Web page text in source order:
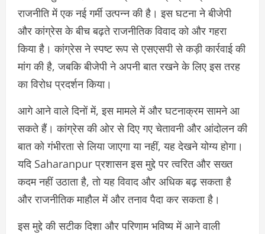
राजनीति में एक नई गर्मी उत्पन्न की है। इस घटना ने बीजेपी
और कांग्रेस के बीच बढ़ते राजनीतिक विवाद को और गहरा
किया है। कांग्रेस ने स्पष्ट रूप से एसएसपी से कड़ी कार्रवाई की
मांग की है, जबकि बीजेपी ने अपनी बात रखने के लिए इस तरह
का विरोध प्रदर्शन किया।
आगे आने वाले दिनों में, इस मामले में और घटनाक्रम सामने आ
सकते हैं। कांग्रेस की ओर से दिए गए चेतावनी और आंदोलन की
बात को गंभीरता से लिया जाएगा या नहीं, यह देखने योग्य होगा।
यदि Saharanpur प्रशासन इस मुद्दे पर त्वरित और सख्त
कदम नहीं उठाता है, तो यह विवाद और अधिक बढ़ सकता है
और राजनीतिक माहौल में और तनाव पैदा कर सकता है।
इस मुद्दे की सटीक दिशा और परिणाम भविष्य में आने वाली